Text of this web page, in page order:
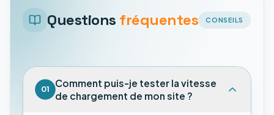
Questions fréquentes CONSEILS
01
Comment puis-je tester la vitesse
de chargement de mon site ?